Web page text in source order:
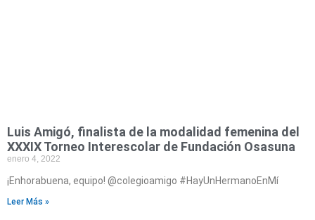
Luis Amigó, finalista de la modalidad femenina del
XXXIX Torneo Interescolar de Fundación Osasuna
enero 4, 2022
¡Enhorabuena, equipo! @colegioamigo #HayUnHermanoEnMí
Leer Más »